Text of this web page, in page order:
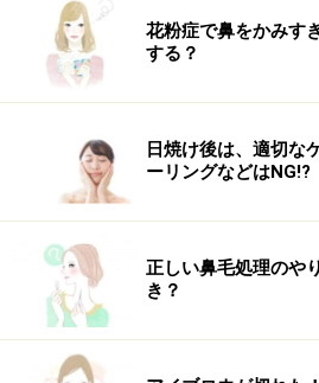
予備洗いやすすぎはぬるま湯で！
潔に保つことにあります。肌に
まわないよう、最大限の注意を払
基本的には朝、夜の2回で十分で
皮脂を取り過ぎない、マイルド
ましょう。
最も避けたいのが“摩擦”です。
花粉症で鼻をかみす
する？
日焼け後は、適切な
ーリングなどはNG!?
正しい鼻毛処理のや
き？